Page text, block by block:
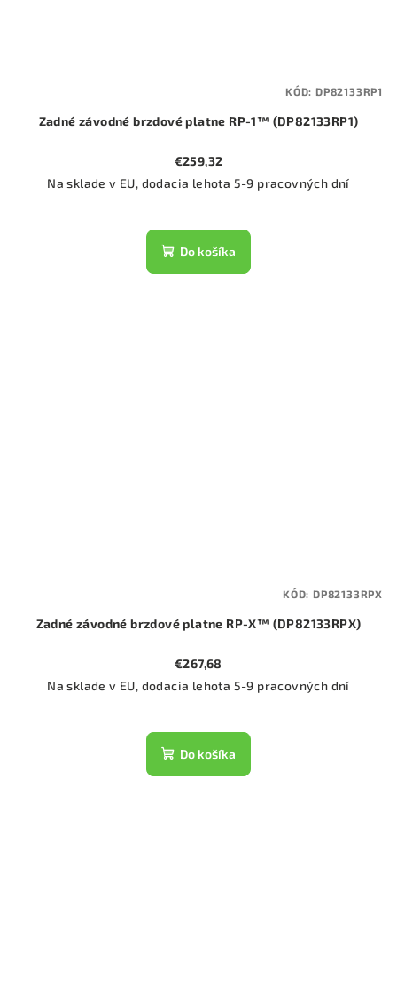
Zadné závodné brzdové platne RP-1™ (DP82133RP1)
€259,32
Na sklade v EU, dodacia lehota 5-9 pracovných dní
Do košíka
KÓD: DP82133RP1
Zadné závodné brzdové platne RP-X™ (DP82133RPX)
€267,68
Na sklade v EU, dodacia lehota 5-9 pracovných dní
Do košíka
KÓD: DP82133RPX